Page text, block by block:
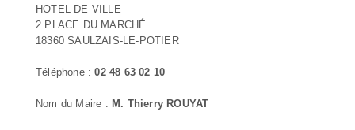
HOTEL DE VILLE
2 PLACE DU MARCHÉ
18360 SAULZAIS-LE-POTIER
Téléphone :02 48 63 02 10
Nom du Maire : M. Thierry ROUYAT